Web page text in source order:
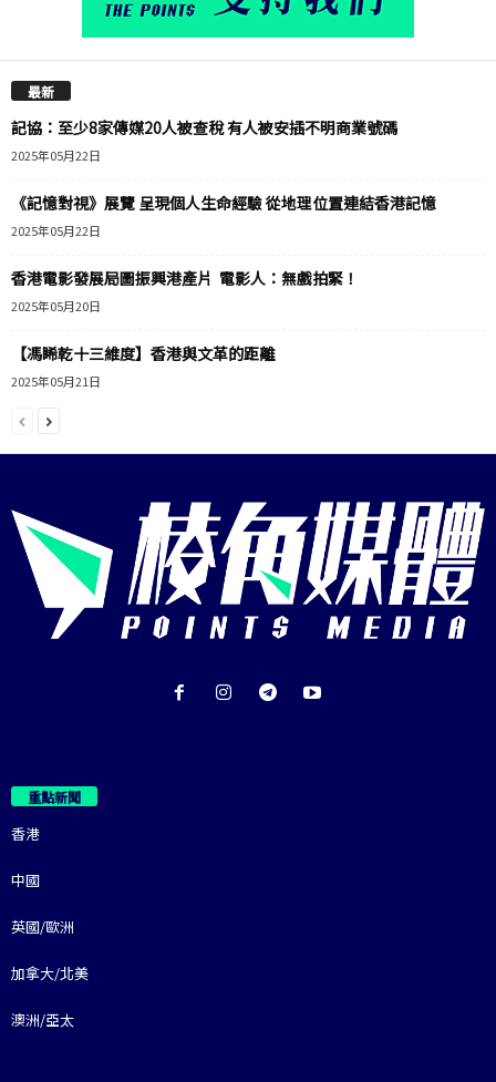
最新
記協：至少8家傳媒20人被查稅 有人被安插不明商業號碼
2025年05月22日
《記憶對視》展覽 呈現個人生命經驗 從地理位置連結香港記憶
2025年05月22日
香港電影發展局圖振興港產片 電影人：無戲拍緊！
2025年05月20日
【馮睎乾十三維度】香港與文革的距離
2025年05月21日
重點新聞
香港
中國
英國/歐洲
加拿大/北美
澳洲/亞太